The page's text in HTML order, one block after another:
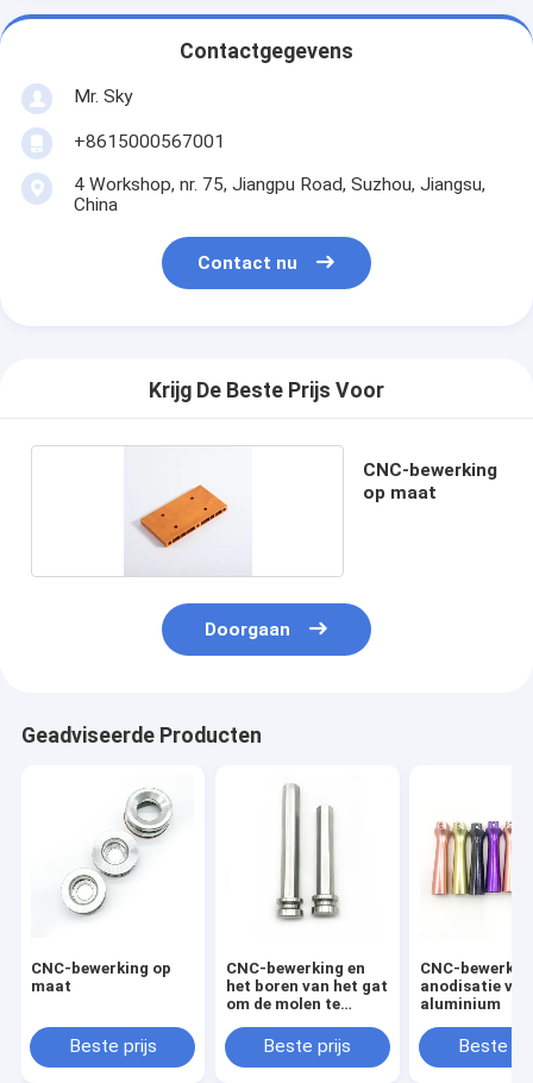
Contactgegevens
Mr. Sky
+8615000567001
4 Workshop, nr. 75, Jiangpu Road, Suzhou, Jiangsu,
China
Contact nu
Krijg De Beste Prijs Voor
CNC-bewerking
op maat
Doorgaan
Geadviseerde Producten
CNC-bewerking op
maat
Beste prijs
CNC-bewerking en
het boren van het gat
om de molen te
Beste prijs
CNC-bewerkte
anodisatie van
aluminium
Beste